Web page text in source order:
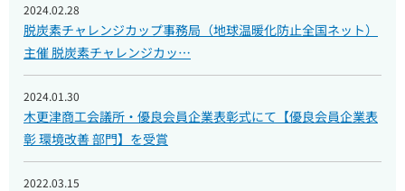
2024.02.28
脱炭素チャレンジカップ事務局（地球温暖化防止全国ネット）
主催 脱炭素チャレンジカッ…
2024.01.30
木更津商工会議所・優良会員企業表彰式にて【優良会員企業表
彰 環境改善 部門】を受賞
2022.03.15